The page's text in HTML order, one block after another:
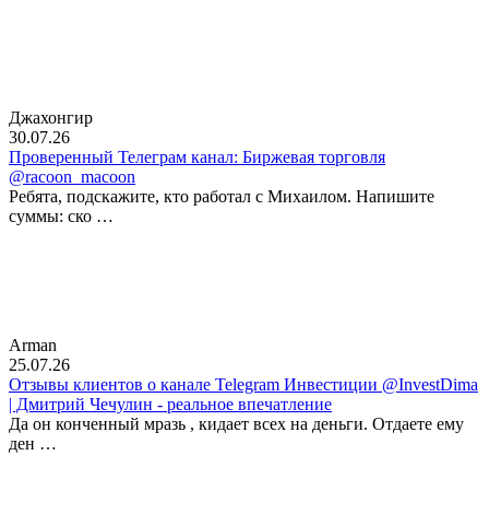
Джахонгир
30.07.26
Проверенный Телеграм канал: Биржевая торговля
@racoon_macoon
Ребята, подскажите, кто работал с Михаилом. Напишите
суммы: ско …
Arman
25.07.26
Отзывы клиентов о канале Telegram Инвестиции @InvestDima
| Дмитрий Чечулин - реальное впечатление
Да он конченный мразь , кидает всех на деньги. Отдаете ему
ден …